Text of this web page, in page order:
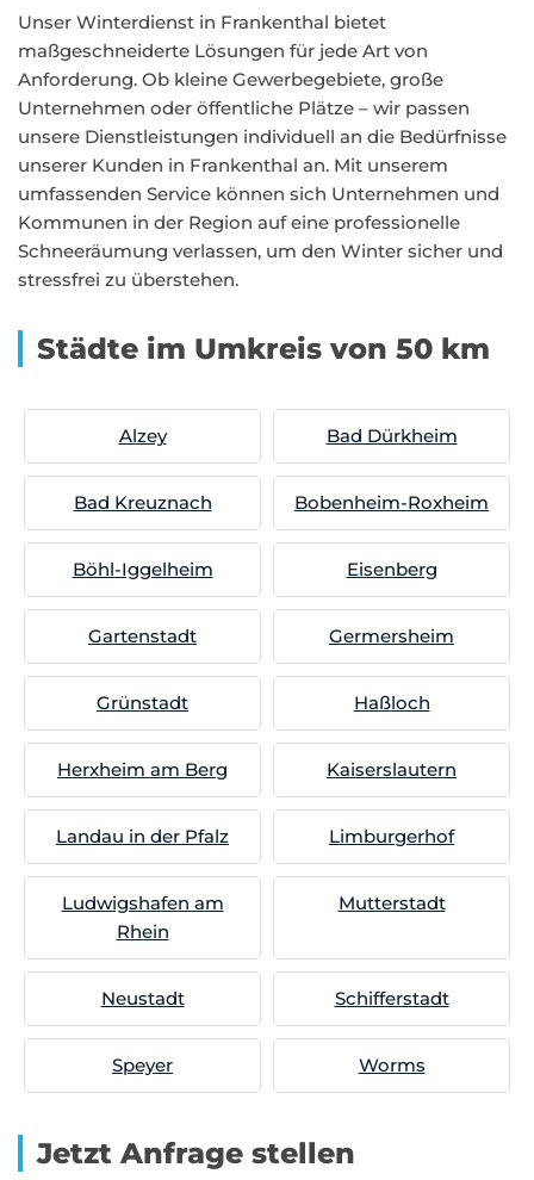
Unser Winterdienst in Frankenthal bietet
maßgeschneiderte Lösungen für jede Art von
Anforderung. Ob kleine Gewerbegebiete, große
Unternehmen oder öffentliche Plätze – wir passen
unsere Dienstleistungen individuell an die Bedürfnisse
unserer Kunden in Frankenthal an. Mit unserem
umfassenden Service können sich Unternehmen und
Kommunen in der Region auf eine professionelle
Schneeräumung verlassen, um den Winter sicher und
stressfrei zu überstehen.
Städte im Umkreis von 50 km
Alzey Bad Dürkheim
Bad Kreuznach Bobenheim-Roxheim
Böhl-Iggelheim Eisenberg
Gartenstadt Germersheim
Grünstadt Haßloch
Herxheim am Berg Kaiserslautern
Landau in der Pfalz Limburgerhof
Ludwigshafen am
Rhein
Mutterstadt
Neustadt Schifferstadt
Speyer Worms
Jetzt Anfrage stellen